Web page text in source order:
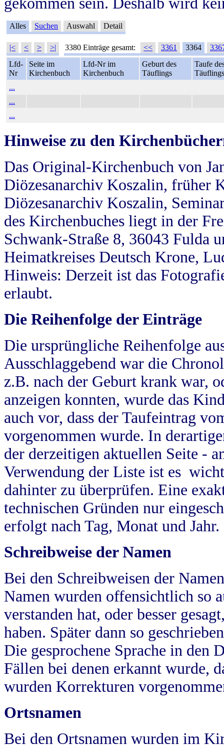
Alles Suchen Auswahl Detail
|< < > >| 3380 Einträge gesamt: << 3361 3364
Lfd-
Nr
Seite im
Kirchenbuch
Lfd-Nr im
Kirchenbuch
Geburt des
Täuflings
Taufe
Täuflings
...
...
...
Hinweise zu den
Das Original-Kirchenbuch von
Diözesanarchiv Koszalin, früher
Diözesanarchiv Koszalin,
des Kirchenbuches liegt in der
Schwank-Straße 8, 36043 Fulda
Heimatkreises Deutsch Krone,
Hinweis: Derzeit ist das
erlaubt.
Die Reihenfolge der Einträge
Die ursprüngliche Reihenfolge
Ausschlaggebend war die
z.B. nach der Geburt krank war,
anzeigen konnten, wurde das
auch vor, dass der Taufeintrag
vorgenommen wurde. In
der derzeitigen aktuellen Seite -
Verwendung der Liste ist es
dahinter zu überprüfen. Eine
technischen Gründen nur
erfolgt nach Tag, Monat und Jahr.
Schreibweise der Namen
Bei den Schreibweisen der
Namen wurden offensichtlich so
verstanden hat, oder besser
haben. Später dann so
Die gesprochene Sprache in
Fällen bei denen erkannt wurde,
wurden Korrekturen
Ortsnamen
Bei den Ortsnamen wurden im